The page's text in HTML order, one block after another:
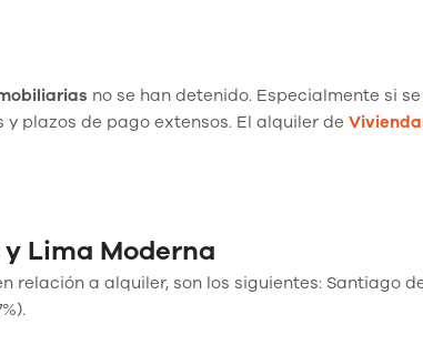
no se han detenido. Especialmente si
plazos de pago extensos. El alquiler de
Lima Moderna
a alquiler, son los siguientes: Santiago de